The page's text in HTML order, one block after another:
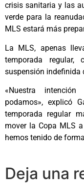
crisis sanitaria y las
verde para la
MLS estará más
La MLS, apenas
temporada
suspensión indefinida
«Nuestra
podamos», explicó
temporada regular
mover la Copa MLS
hemos tenido de
Deja una